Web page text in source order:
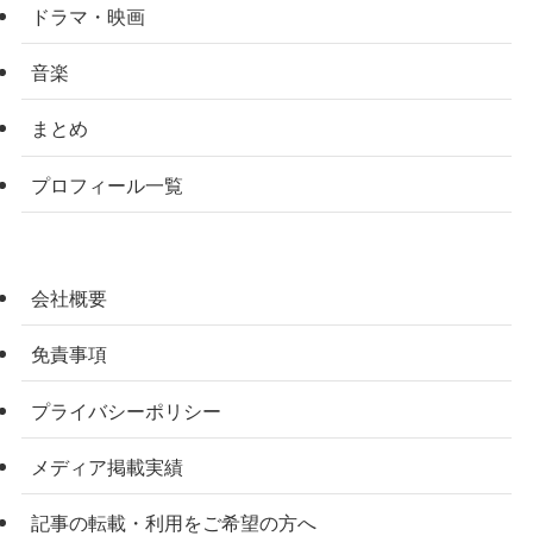
ドラマ・映画
音楽
まとめ
プロフィール一覧
会社概要
免責事項
プライバシーポリシー
メディア掲載実績
記事の転載・利用をご希望の方へ